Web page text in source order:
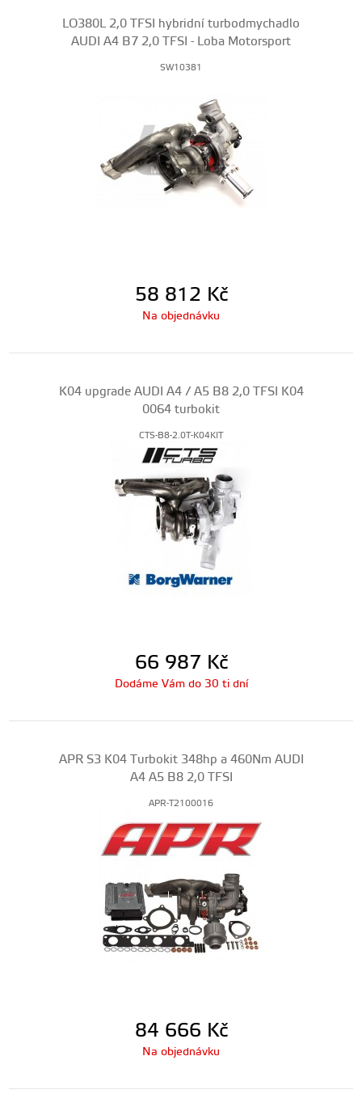
LO380L 2,0 TFSI hybridní turbodmychadlo
AUDI A4 B7 2,0 TFSI - Loba Motorsport
SW10381
58 812 Kč
Na objednávku
K04 upgrade AUDI A4 / A5 B8 2,0 TFSI K04
0064 turbokit
CTS-B8-2.0T-K04KIT
66 987 Kč
Dodáme Vám do 30 ti dní
APR S3 K04 Turbokit 348hp a 460Nm AUDI
A4 A5 B8 2,0 TFSI
APR-T2100016
84 666 Kč
Na objednávku